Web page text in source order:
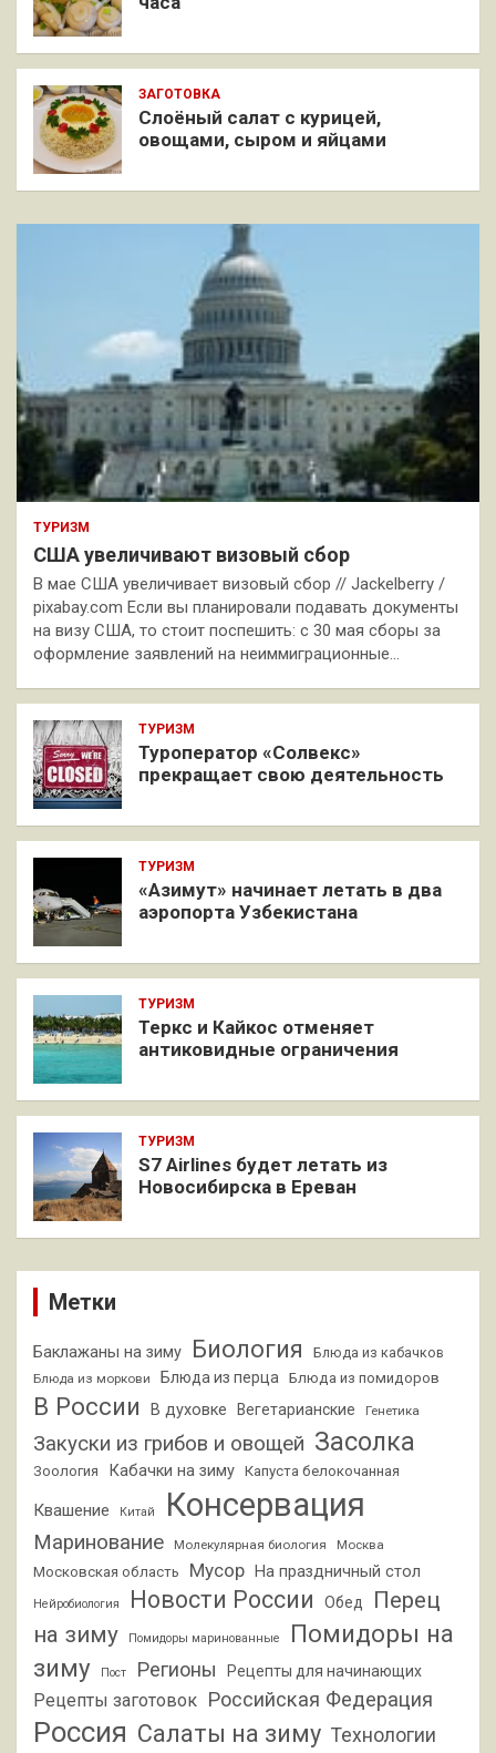
ЗАГОТОВКА
Слоёный салат с курицей,
овощами, сыром и яйцами
ТУРИЗМ
США увеличивают визовый сбор
В мае США увеличивает визовый сбор // Jackelberry /
pixabay.com Если вы планировали подавать документы
на визу США, то стоит поспешить: с 30 мая сборы за
оформление заявлений на неиммиграционные…
ТУРИЗМ
Туроператор «Солвекс»
прекращает свою деятельность
ТУРИЗМ
«Азимут» начинает летать в два
аэропорта Узбекистана
ТУРИЗМ
Теркс и Кайкос отменяет
антиковидные ограничения
ТУРИЗМ
S7 Airlines будет летать из
Новосибирска в Ереван
Метки
Баклажаны на зиму Биология Блюда из кабачков
Блюда из моркови Блюда из перца Блюда из помидоров
В России В духовке Вегетарианские Генетика
Закуски из грибов и овощей Засолка
Зоология Кабачки на зиму Капуста белокочанная
Квашение Китай Консервация
Маринование Молекулярная биология Москва
Московская область Мусор На праздничный стол
Нейробиология Новости России Обед
Перец
на зиму
Помидоры маринованные
Помидоры на
зиму
Пост Регионы Рецепты для начинающих
Рецепты заготовок Российская Федерация
Россия Салаты на зиму Технологии